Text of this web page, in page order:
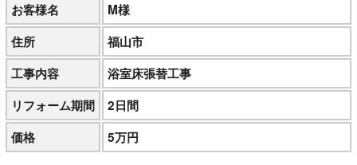
お客様名
M様
住所
福山市
工事内容
浴室床張替工事
リフォーム期間
2日間
価格
5万円